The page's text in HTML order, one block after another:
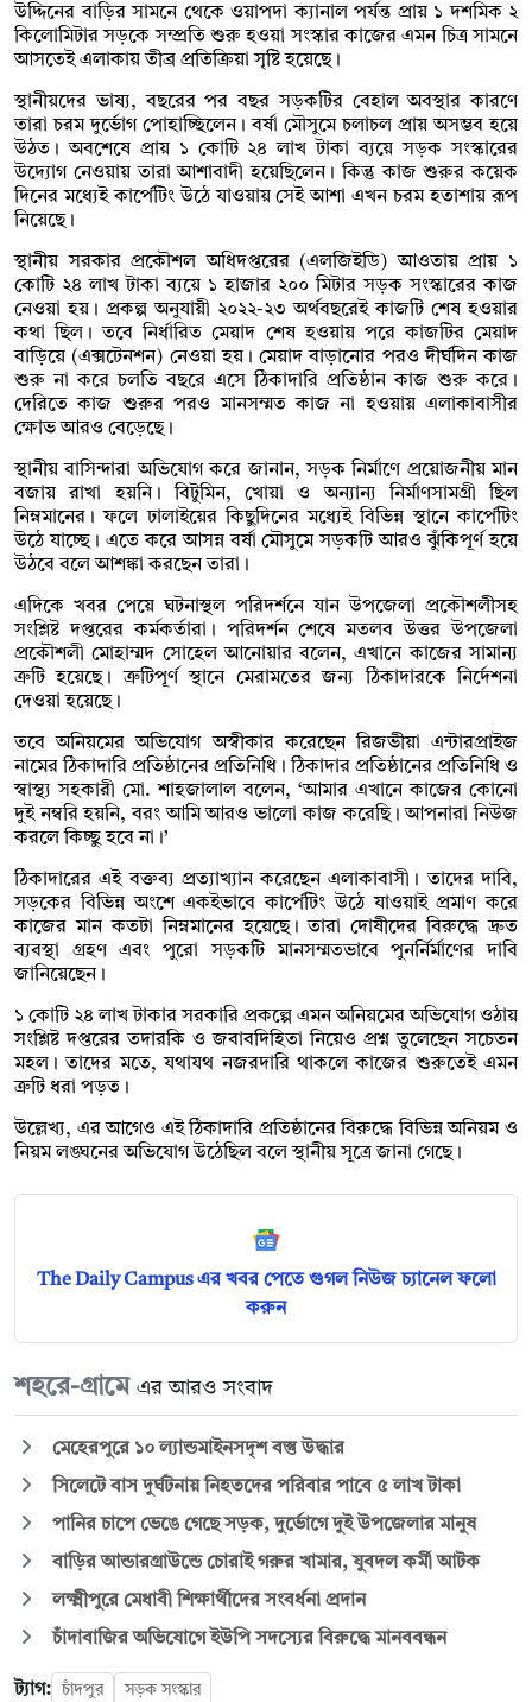
উদ্দিনের বাড়ির সামনে থেকে ওয়াপদা ক্যানাল পর্যন্ত প্রায় ১ দশমিক ২
কিলোমিটার সড়কে সম্প্রতি শুরু হওয়া সংস্কার কাজের এমন চিত্র সামনে
আসতেই এলাকায় তীব্র প্রতিক্রিয়া সৃষ্টি হয়েছে।
স্থানীয়দের ভাষ্য, বছরের পর বছর সড়কটির বেহাল অবস্থার কারণে
তারা চরম দুর্ভোগ পোহাচ্ছিলেন। বর্ষা মৌসুমে চলাচল প্রায় অসম্ভব হয়ে
উঠত। অবশেষে প্রায় ১ কোটি ২৪ লাখ টাকা ব্যয়ে সড়ক সংস্কারের
উদ্যোগ নেওয়ায় তারা আশাবাদী হয়েছিলেন। কিন্তু কাজ শুরুর কয়েক
দিনের মধ্যেই কার্পেটিং উঠে যাওয়ায় সেই আশা এখন চরম হতাশায় রূপ
নিয়েছে।
স্থানীয় সরকার প্রকৌশল অধিদপ্তরের (এলজিইডি) আওতায় প্রায় ১
কোটি ২৪ লাখ টাকা ব্যয়ে ১ হাজার ২০০ মিটার সড়ক সংস্কারের কাজ
নেওয়া হয়। প্রকল্প অনুযায়ী ২০২২-২৩ অর্থবছরেই কাজটি শেষ হওয়ার
কথা ছিল। তবে নির্ধারিত মেয়াদ শেষ হওয়ায় পরে কাজটির মেয়াদ
বাড়িয়ে (এক্সটেনশন) নেওয়া হয়। মেয়াদ বাড়ানোর পরও দীর্ঘদিন কাজ
শুরু না করে চলতি বছরে এসে ঠিকাদারি প্রতিষ্ঠান কাজ শুরু করে।
দেরিতে কাজ শুরুর পরও মানসম্মত কাজ না হওয়ায় এলাকাবাসীর
ক্ষোভ আরও বেড়েছে।
স্থানীয় বাসিন্দারা অভিযোগ করে জানান, সড়ক নির্মাণে প্রয়োজনীয় মান
বজায় রাখা হয়নি। বিটুমিন, খোয়া ও অন্যান্য নির্মাণসামগ্রী ছিল
নিম্নমানের। ফলে ঢালাইয়ের কিছুদিনের মধ্যেই বিভিন্ন স্থানে কার্পেটিং
উঠে যাচ্ছে। এতে করে আসন্ন বর্ষা মৌসুমে সড়কটি আরও ঝুঁকিপূর্ণ হয়ে
উঠবে বলে আশঙ্কা করছেন তারা।
এদিকে খবর পেয়ে ঘটনাস্থল পরিদর্শনে যান উপজেলা প্রকৌশলীসহ
সংশ্লিষ্ট দপ্তরের কর্মকর্তারা। পরিদর্শন শেষে মতলব উত্তর উপজেলা
প্রকৌশলী মোহাম্মদ সোহেল আনোয়ার বলেন, এখানে কাজের সামান্য
ত্রুটি হয়েছে। ত্রুটিপূর্ণ স্থানে মেরামতের জন্য ঠিকাদারকে নির্দেশনা
দেওয়া হয়েছে।
তবে অনিয়মের অভিযোগ অস্বীকার করেছেন রিজভীয়া এন্টারপ্রাইজ
নামের ঠিকাদারি প্রতিষ্ঠানের প্রতিনিধি। ঠিকাদার প্রতিষ্ঠানের প্রতিনিধি ও
স্বাস্থ্য সহকারী মো. শাহজালাল বলেন, ‘আমার এখানে কাজের কোনো
দুই নম্বরি হয়নি, বরং আমি আরও ভালো কাজ করেছি। আপনারা নিউজ
করলে কিচ্ছু হবে না।’
ঠিকাদারের এই বক্তব্য প্রত্যাখ্যান করেছেন এলাকাবাসী। তাদের দাবি,
সড়কের বিভিন্ন অংশে একইভাবে কার্পেটিং উঠে যাওয়াই প্রমাণ করে
কাজের মান কতটা নিম্নমানের হয়েছে। তারা দোষীদের বিরুদ্ধে দ্রুত
ব্যবস্থা গ্রহণ এবং পুরো সড়কটি মানসম্মতভাবে পুনর্নির্মাণের দাবি
জানিয়েছেন।
১ কোটি ২৪ লাখ টাকার সরকারি প্রকল্পে এমন অনিয়মের অভিযোগ ওঠায়
সংশ্লিষ্ট দপ্তরের তদারকি ও জবাবদিহিতা নিয়েও প্রশ্ন তুলেছেন সচেতন
মহল। তাদের মতে, যথাযথ নজরদারি থাকলে কাজের শুরুতেই এমন
ত্রুটি ধরা পড়ত।
উল্লেখ্য, এর আগেও এই ঠিকাদারি প্রতিষ্ঠানের বিরুদ্ধে বিভিন্ন অনিয়ম ও
নিয়ম লঙ্ঘনের অভিযোগ উঠেছিল বলে স্থানীয় সূত্রে জানা গেছে।
The Daily Campus এর খবর পেতে গুগল নিউজ চ্যানেল ফলো
করুন
শহরে-গ্রামে এর আরও সংবাদ
মেহেরপুরে ১০ ল্যান্ডমাইনসদৃশ বস্তু উদ্ধার
সিলেটে বাস দুর্ঘটনায় নিহতদের পরিবার পাবে ৫ লাখ টাকা
পানির চাপে ভেঙে গেছে সড়ক, দুর্ভোগে দুই উপজেলার মানুষ
বাড়ির আন্ডারগ্রাউন্ডে চোরাই গরুর খামার, যুবদল কর্মী আটক
লক্ষ্মীপুরে মেধাবী শিক্ষার্থীদের সংবর্ধনা প্রদান
চাঁদাবাজির অভিযোগে ইউপি সদস্যের বিরুদ্ধে মানববন্ধন
ট্যাগ: চাঁদপুর সড়ক সংস্কার